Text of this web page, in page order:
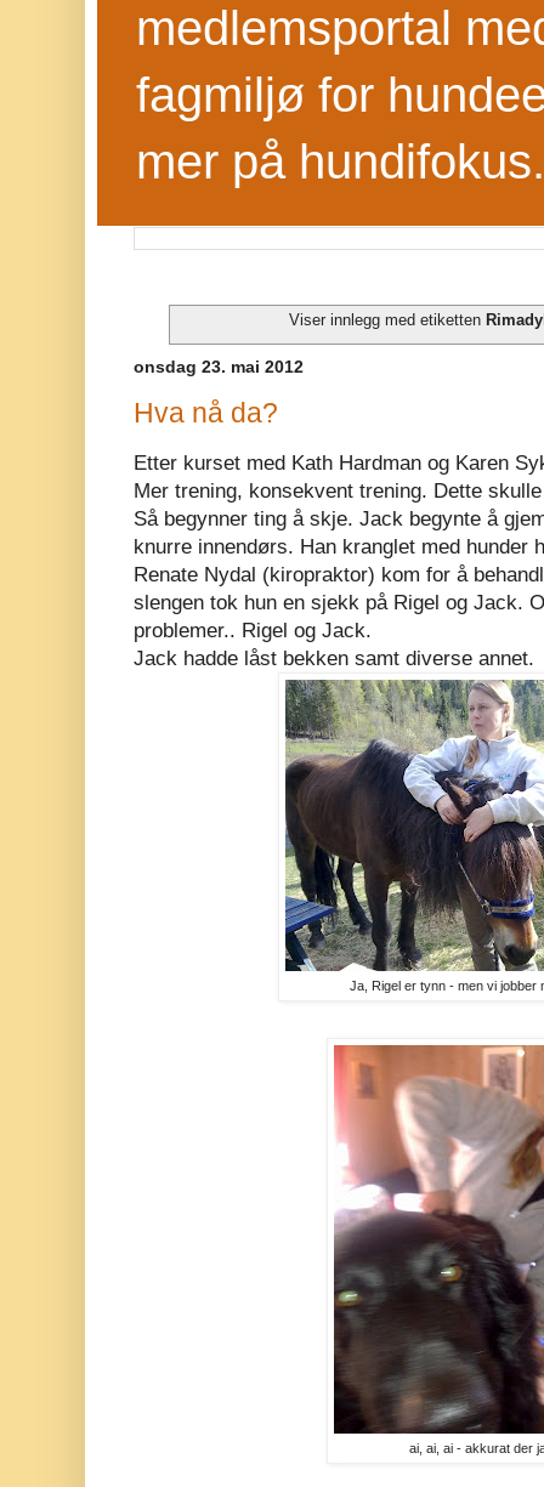
medlemsportal
fagmiljø for
mer på
Viser innlegg med etiketten
onsdag 23. mai 2012
Hva nå da?
Etter kurset med Kath Hardman og Karen
Mer trening, konsekvent trening. Dette
Så begynner ting å skje. Jack begynte å
knurre innendørs. Han kranglet med hunder
Renate Nydal (kiropraktor) kom for å
slengen tok hun en sjekk på Rigel og Jack.
problemer.. Rigel og Jack.
Jack hadde låst bekken samt diverse annet.
Ja, Rigel er tynn - men vi jobber
ai, ai, ai - akkurat der